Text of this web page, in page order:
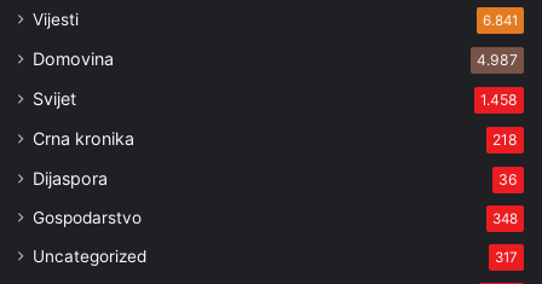
Vijesti 6.841
Domovina 4.987
Svijet 1.458
Crna kronika 218
Dijaspora 36
Gospodarstvo 348
Uncategorized 317